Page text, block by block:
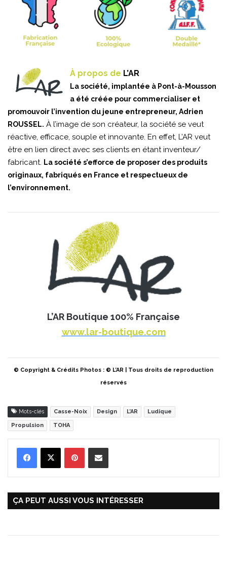
À propos de L’AR
La société, implantée à Pont-à-Mousson
a été créée pour commercialiser et
promouvoir l’invention du jeune entrepreneur, Adrien
ROUSSEL. À l’image de son créateur, la société se veut
réactive, efficace, souple et innovante. En effet, L’AR veut
être en lien direct avec ses clients en étant inventeur/
fabricant. La société s’efforce de proposer des produits
originaux, fabriqués en France et respectueux de
l’environnement.
L’AR Boutique 100% Française
www.lar-boutique.com
© Copyright & Crédits Photos : © L’AR | Tous droits de reproduction
réservés
Mots-clés Casse-Noix Design L’AR Ludique
Propulsion TOHA
ÇA PEUT AUSSI VOUS INTÉRESSER